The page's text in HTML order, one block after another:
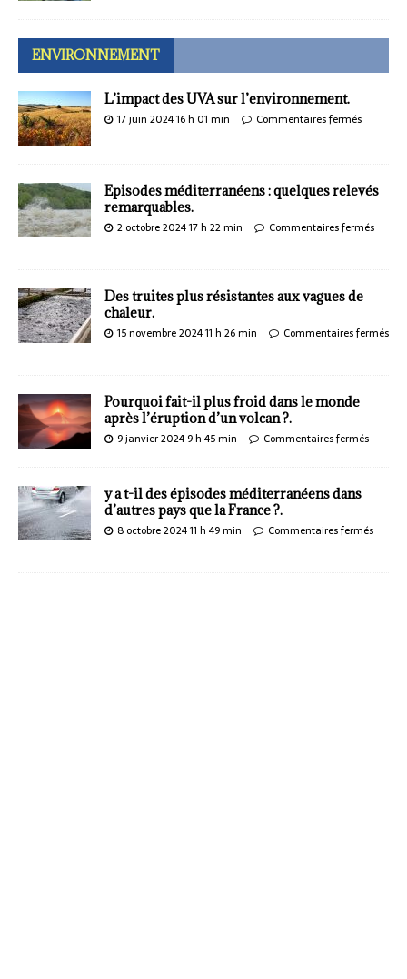
ENVIRONNEMENT
L’impact des UVA sur l’environnement.
17 juin 2024 16 h 01 min Commentaires fermés
Episodes méditerranéens : quelques relevés
remarquables.
2 octobre 2024 17 h 22 min Commentaires fermés
Des truites plus résistantes aux vagues de
chaleur.
15 novembre 2024 11 h 26 min Commentaires fermés
Pourquoi fait-il plus froid dans le monde
après l’éruption d’un volcan ?.
9 janvier 2024 9 h 45 min Commentaires fermés
y a t-il des épisodes méditerranéens dans
d’autres pays que la France ?.
8 octobre 2024 11 h 49 min Commentaires fermés